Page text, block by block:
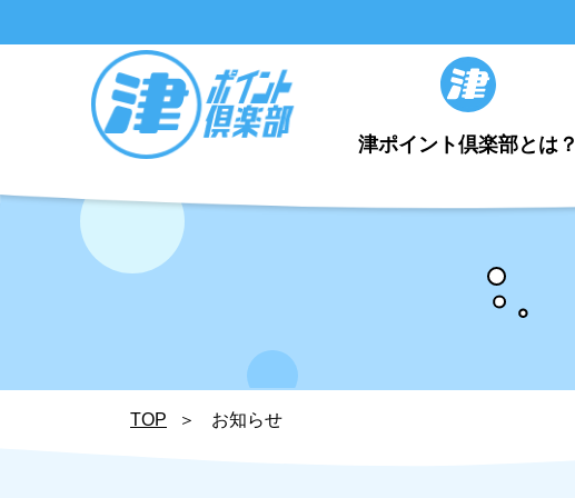
津ポイント倶楽部とは？
TOP お知らせ